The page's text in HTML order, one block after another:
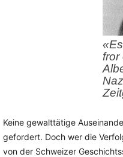
fror
Keine gewalttätige
gefordert. Doch wer die
von der Schweizer